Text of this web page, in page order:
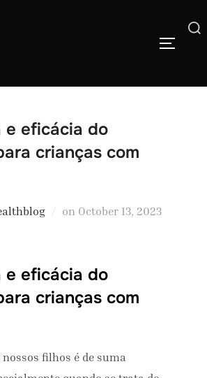
Search
e eficácia do
crianças com
on Posted
October 13, 2023
e eficácia do
crianças com
filhos é de suma